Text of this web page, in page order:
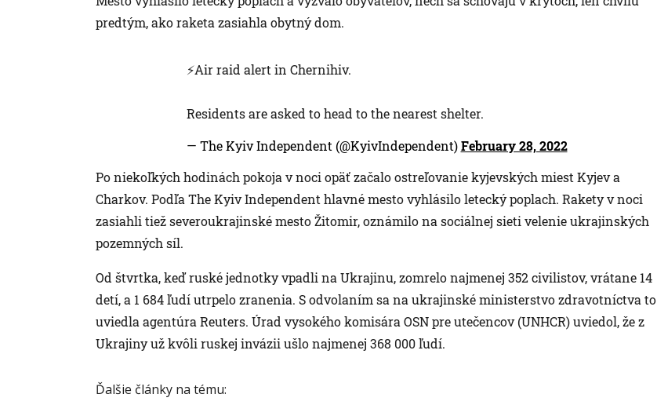
predtým, ako raketa zasiahla obytný dom.
⚡️Air raid alert in Chernihiv.
Residents are asked to head to the nearest shelter.
— The Kyiv Independent (@KyivIndependent)February 28, 2022
Po niekoľkých hodinách pokoja v noci opäť začalo ostreľovanie kyjevských miest Kyjev a
Charkov. Podľa The Kyiv Independent hlavné mesto vyhlásilo letecký poplach. Rakety v noci
zasiahli tiež severoukrajinské mesto Žitomir, oznámilo na sociálnej sieti velenie ukrajinských
pozemných síl.
Od štvrtka, keď ruské jednotky vpadli na Ukrajinu, zomrelo najmenej 352 civilistov, vrátane 14
detí, a 1 684 ľudí utrpelo zranenia. S odvolaním sa na ukrajinské ministerstvo zdravotníctva to
uviedla agentúra Reuters. Úrad vysokého komisára OSN pre utečencov (UNHCR) uviedol, že z
Ukrajiny už kvôli ruskej invázii ušlo najmenej 368 000 ľudí.
Ďalšie články na tému: